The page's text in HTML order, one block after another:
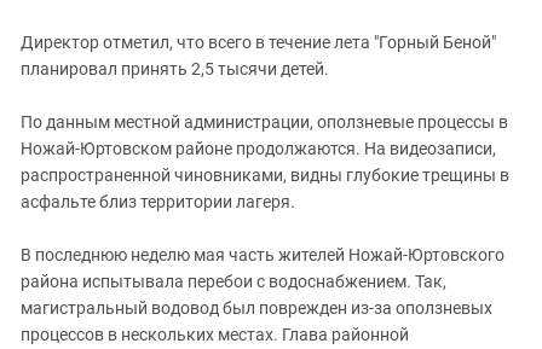
Директор отметил, что всего в течение лета "Горный Беной"
планировал принять 2,5 тысячи детей.
По данным местной администрации, оползневые процессы в
Ножай-Юртовском районе продолжаются. На видеозаписи,
распространенной чиновниками, видны глубокие трещины в
асфальте близ территории лагеря.
В последнюю неделю мая часть жителей Ножай-Юртовского
района испытывала перебои с водоснабжением. Так,
магистральный водовод был поврежден из-за оползневых
процессов в нескольких местах. Глава районной